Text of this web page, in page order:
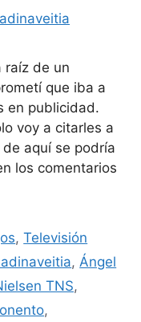
raíz de un
que iba a
en publicidad.
voy a citarles a
aquí se podría
los comentarios
,Televisión
, Ángel
TNS,
,